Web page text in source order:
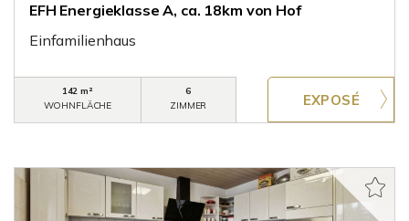
EFH Energieklasse A, ca. 18km von Hof
Einfamilienhaus
142 m²
WOHNFLÄCHE
6
ZIMMER